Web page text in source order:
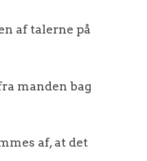
af talerne på
manden bag
af, at det